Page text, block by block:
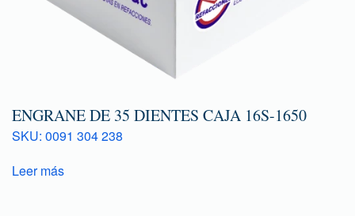
ENGRANE DE 35 DIENTES CAJA 16S-1650
SKU: 0091 304 238
Leer más